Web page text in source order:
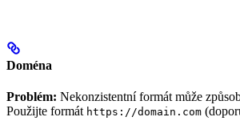
Doména
Problém: Nekonzistentní formát může
Použijte formát https://domain.com